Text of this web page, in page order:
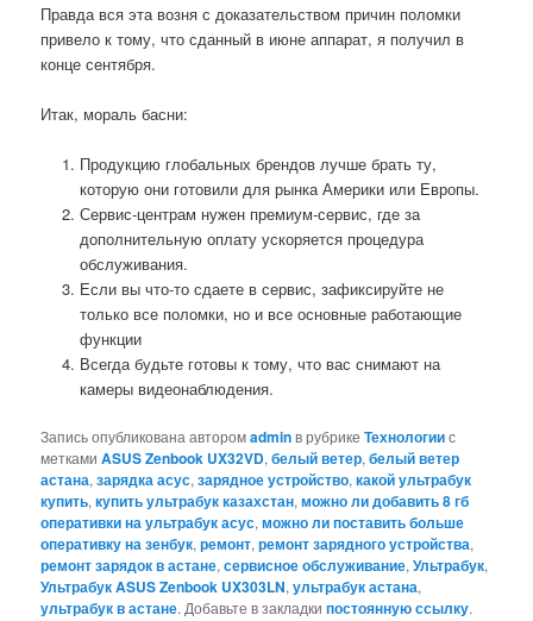
Правда вся эта возня с доказательством причин поломки
привело к тому, что сданный в июне аппарат, я получил в
конце сентября.
Итак, мораль басни:
Продукцию глобальных брендов лучше брать ту,
которую они готовили для рынка Америки или Европы.
Сервис-центрам нужен премиум-сервис, где за
дополнительную оплату ускоряется процедура
обслуживания.
Если вы что-то сдаете в сервис, зафиксируйте не
только все поломки, но и все основные работающие
функции
Всегда будьте готовы к тому, что вас снимают на
камеры видеонаблюдения.
Запись опубликована авторомadminв рубрикеТехнологиис
меткамиASUS Zenbook UX32VD,белый ветер,белый ветер
астана,зарядка асус,зарядное устройство,какой ультрабук
купить,купить ультрабук казахстан,можно ли добавить 8 гб
оперативки на ультрабук асус,можно ли поставить больше
оперативку на зенбук,ремонт,ремонт зарядного устройства,
ремонт зарядок в астане,сервисное обслуживание,Ультрабук,
Ультрабук ASUS Zenbook UX303LN,ультрабук астана,
ультрабук в астане. Добавьте в закладкипостоянную ссылку.